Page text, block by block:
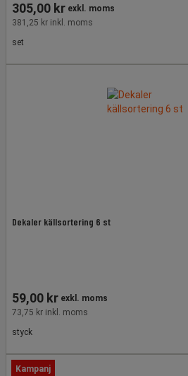
305,00 kr exkl. moms
381,25 kr inkl. moms
set
Dekaler källsortering 6 st
59,00 kr exkl. moms
73,75 kr inkl. moms
styck
Kampanj